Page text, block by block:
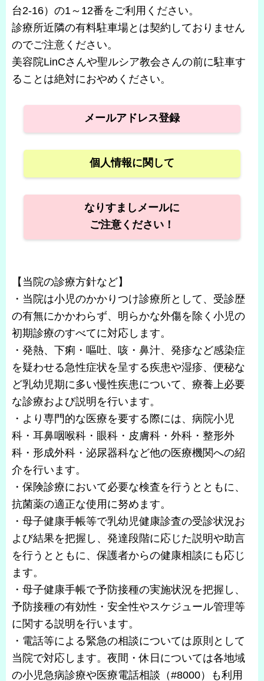
台2-16）の1～12番をご利用ください。
診療所近隣の有料駐車場とは契約しておりません
のでご注意ください。
美容院LinCさんや聖ルシア教会さんの前に駐車す
ることは絶対におやめください。
メールアドレス登録
個人情報に関して
なりすましメールに
ご注意ください！
【当院の診療方針など】
・当院は小児のかかりつけ診療所として、受診歴
の有無にかかわらず、明らかな外傷を除く小児の
初期診療のすべてに対応します。
・発熱、下痢・嘔吐、咳・鼻汁、発疹など感染症
を疑わせる急性症状を呈する疾患や湿疹、便秘な
ど乳幼児期に多い慢性疾患について、療養上必要
な診療および説明を行います。
・より専門的な医療を要する際には、病院小児
科・耳鼻咽喉科・眼科・皮膚科・外科・整形外
科・形成外科・泌尿器科など他の医療機関への紹
介を行います。
・保険診療において必要な検査を行うとともに、
抗菌薬の適正な使用に努めます。
・母子健康手帳等で乳幼児健康診査の受診状況お
よび結果を把握し、発達段階に応じた説明や助言
を行うとともに、保護者からの健康相談にも応じ
ます。
・母子健康手帳で予防接種の実施状況を把握し、
予防接種の有効性・安全性やスケジュール管理等
に関する説明を行います。
・電話等による緊急の相談については原則として
当院で対応します。夜間・休日については各地域
の小児急病診療や医療電話相談（#8000）も利用